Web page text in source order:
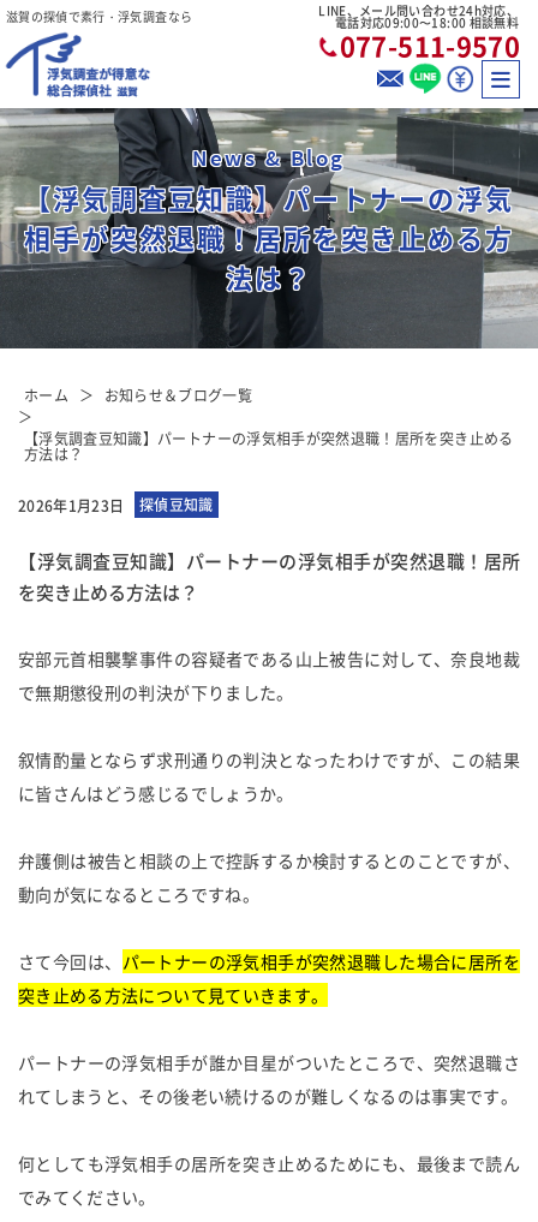
滋賀の探偵で素行・浮気調査なら LINE、メール問い合わせ24h対応、
電話対応09:00〜18:00 相談無料
077-511-9570
News & Blog
【浮気調査豆知識】パートナーの浮気
相手が突然退職！居所を突き止める方
法は？
ホーム お知らせ＆ブログ一覧
【浮気調査豆知識】パートナーの浮気相手が突然退職！居所を突き止める
方法は？
2026年1月23日 探偵豆知識
【浮気調査豆知識】パートナーの浮気相手が突然退職！居所
を突き止める方法は？
安部元首相襲撃事件の容疑者である山上被告に対して、奈良地裁
で無期懲役刑の判決が下りました。
叙情酌量とならず求刑通りの判決となったわけですが、この結果
に皆さんはどう感じるでしょうか。
弁護側は被告と相談の上で控訴するか検討するとのことですが、
動向が気になるところですね。
さて今回は、 パートナーの浮気相手が突然退職した場合に居所を
突き止める方法について見ていきます。
パートナーの浮気相手が誰か目星がついたところで、突然退職さ
れてしまうと、その後老い続けるのが難しくなるのは事実です。
何としても浮気相手の居所を突き止めるためにも、最後まで読ん
でみてください。